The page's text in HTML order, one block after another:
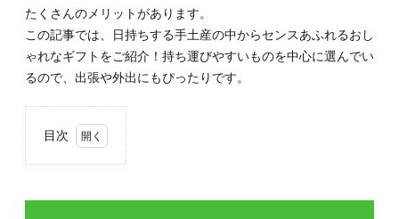
たくさんのメリットがあります。
この記事では、日持ちする手土産の中からセンスあふれるおし
ゃれなギフトをご紹介！持ち運びやすいものを中心に選んでい
るので、出張や外出にもぴったりです。
目次
1.
若男